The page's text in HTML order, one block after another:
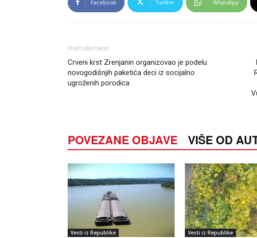
Facebook Twitter WhatsApp
Prethodni tekst
Crveni krst Zrenjanin organizovao je podelu
novogodišnjih paketića deci iz socijalno
ugroženih porodica
POVEZANE OBJAVE VIŠE OD
Vesti iz Republike Vesti iz Republike